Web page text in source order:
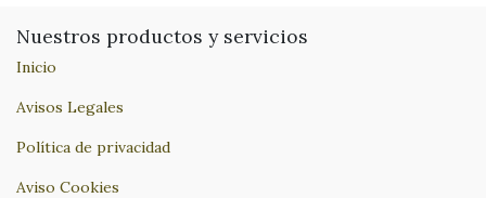
Nuestros productos y servicios
Inicio
Avisos Legales
Política de privacidad
Aviso Cookies